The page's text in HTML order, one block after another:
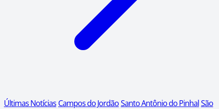
Últimas Notícias Campos do JordãoSanto Antônio do PinhalSão